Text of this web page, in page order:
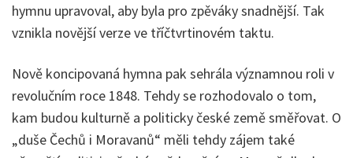
hymnu upravoval, aby byla pro zpěváky snadnější. Tak
vznikla novější verze ve tříčtvrtinovém taktu.
Nově koncipovaná hymna pak sehrála významnou roli v
revolučním roce 1848. Tehdy se rozhodovalo o tom,
kam budou kulturně a politicky české země směřovat. O
„duše Čechů i Moravanů“ měli tehdy zájem také